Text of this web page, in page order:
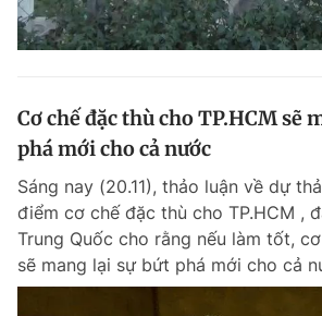
Cơ chế đặc thù cho TP.HCM sẽ
phá mới cho cả nước
Sáng nay (20.11), thảo luận về dự
điểm cơ chế đặc thù cho TP.HCM ,
Trung Quốc cho rằng nếu làm tốt,
sẽ mang lại sự bứt phá mới cho cả